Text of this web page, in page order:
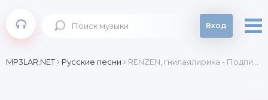
Вход
MP3LAR.NET Русские песни RENZEN, гнилаялирика - Подписи